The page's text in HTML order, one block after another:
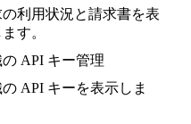
利用状況と請求書を表
す。
API キー管理
API キーを表示しま